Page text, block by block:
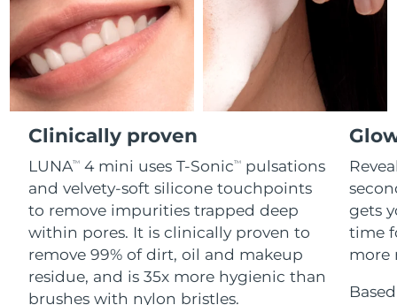
Clinically proven
LUNATM 4 mini uses T-SonicTM
pulsations
and velvety-soft silicone touchpoints
to remove impurities trapped deep
within pores. It is clinically proven to
remove 99% of dirt, oil and makeup
residue, and is 35x more hygienic than
brushes with nylon bristles.
gets
time
more
All toning treatments
PEACH™ 2 go
Travel-friendly IPL hair removal
PEACH™ Cooling Prep Gel
Cooling IPL hair removal gel
SUPERCHARGED™ serum
Firming body serum
Recurring acne LED therapy
ESPADA™ 2
Acne treatment device
ESPADA™ Blemish Solution
Concentrated acne gel
ESPADA™ 設備
All acne treatment devices
Microcurrent line smoothing device
IRIS™ 2
Rejuvenating eye massager
眼部護膚
Advanced eye care treatment
眼部護理設備
All revitalizing eye massagers
毛孔護理
KIWI™ derma
Diamond microdermabrasion .
KIWI™
Blackhead remover
KIWI™ 皮肤护理
LUNA™ 4 hair
2-in-1 LED scalp massager
FLIP™ play advanced
LED light hairbrush
LUNA™ Dual-Peptide Scalp
Serum
牙齒美白
NEW
issa™ Teeth Whitening Set
Dual LED + sonic device & 18% PAP gel
issa™ Teeth Whitening Gel
更多的
希臘 預計送達日期 8/10/26
中國香港特別行政區 預計送達日期
匈牙利 預計送達日期
冰島 8/11/26
印尼 預計送達日期 8/8/26
愛爾蘭 8/10/26
曼島 預計送達日期